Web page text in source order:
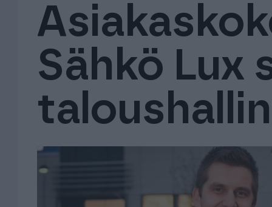
Sähkö Lux